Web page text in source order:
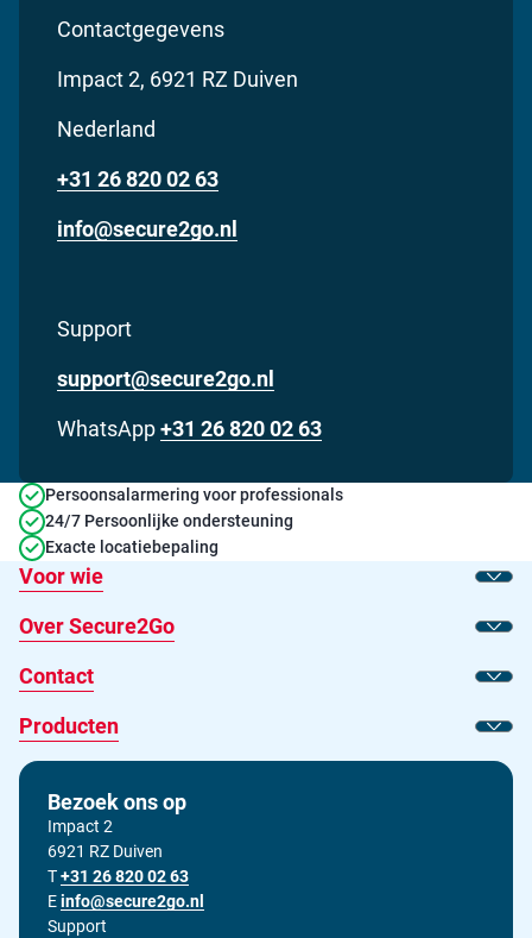
Contactgegevens
Impact 2, 6921 RZ Duiven
Nederland
Bel ons op
+31 26 820 02 63
Stuur ons een e-mail op
info@secure2go.nl
Support
Stuur onze supportafdeling een e-mail op
support@secure2go.nl
WhatsApp+31 26 820 02 63
Persoonsalarmering voor professionals
24/7 Persoonlijke ondersteuning
Exacte locatiebepaling
Voor wie
Toon
Over Secure2Go
Toon
Contact
Toon
Producten
Toon
Bezoek ons op
Impact 2
6921 RZ Duiven
TBel ons op
+31 26 820 02 63
EStuur ons een e-mail op
info@secure2go.nl
Support